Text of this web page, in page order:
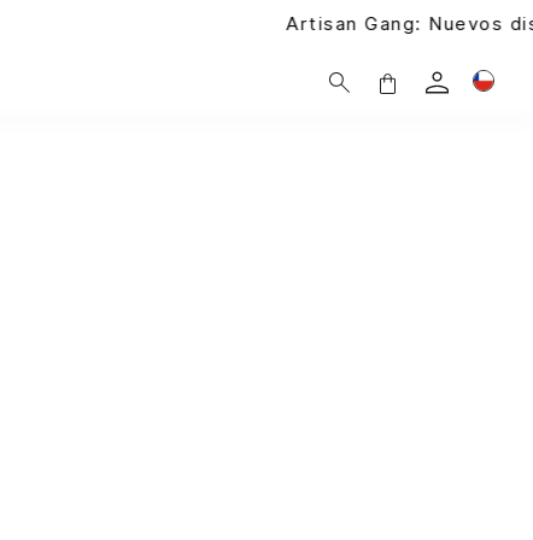
Artisan Gang: Nuevos diseños próximamente |Ver